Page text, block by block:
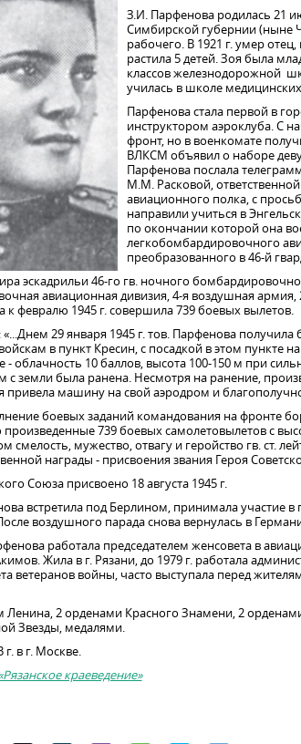
З.И. Парфенова родилась 21
Симбирской губернии (ныне
рабочего. В 1921 г. умер
растила 5 детей. Зоя была
классов железнодорожной
училась в школе медицинских
Парфенова стала первой в
инструктором аэроклуба. С
фронт, но в военкомате
ВЛКСМ объявил о наборе
Парфенова послала
М.М. Расковой,
авиационного полка, с
направили учиться в
по окончании которой она
легкобомбардировочного
преобразованного в 46-й
эскадрильи 46-го гв. ночного
авиационная дивизия, 4-я воздушная армия,
к февралю 1945 г. совершила 739 боевых вылетов.
«...Днем 29 января 1945 г. тов. Парфенова
в пункт Кресин, с посадкой в этом пункте
облачность 10 баллов, высота 100-150 м при
с земли была ранена. Несмотря на ранение,
привела машину на свой аэродром и
боевых заданий командования на фронте
произведенные 739 боевых самолетовылетов с
смелость, мужество, отвагу и геройство гв. ст.
награды - присвоения звания Героя
Союза присвоено 18 августа 1945 г.
встретила под Берлином, принимала участие
воздушного парада снова вернулась в
работала председателем женсовета в
Жила в г. Рязани, до 1979 г. работала
ветеранов войны, часто выступала перед
Ленина, 2 орденами Красного Знамени, 2
Звезды, медалями.
в г. Москве.
краеведение»